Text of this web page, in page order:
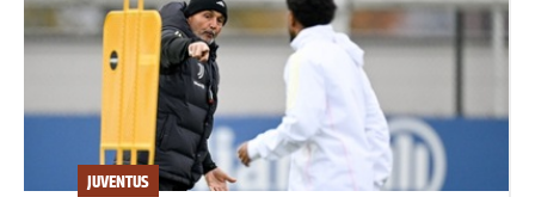
JUVENTUS